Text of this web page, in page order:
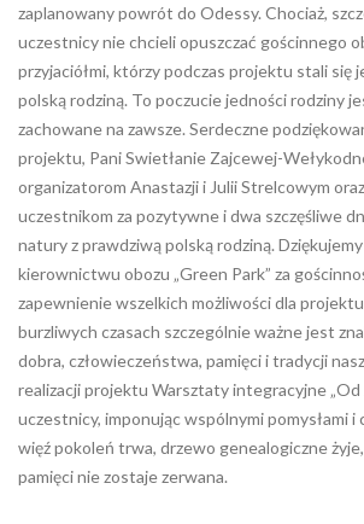
zaplanowany powrót do Odessy. Chociaż,
uczestnicy nie chcieli opuszczać gościnnego
przyjaciółmi, którzy podczas projektu stali się
polską rodziną. To poczucie jedności rodziny
zachowane na zawsze. Serdeczne
projektu, Pani Swietłanie Zajcewej-
organizatorom Anastazji i Julii Strelcowym
uczestnikom za pozytywne i dwa szczęśliwe
natury z prawdziwą polską rodziną.
kierownictwu obozu „Green Park” za
zapewnienie wszelkich możliwości dla
burzliwych czasach szczególnie ważne jest
dobra, człowieczeństwa, pamięci i tradycji
realizacji projektu Warsztaty integracyjne „Od
uczestnicy, imponując wspólnymi pomysłami i
więź pokoleń trwa, drzewo genealogiczne
pamięci nie zostaje zerwana.